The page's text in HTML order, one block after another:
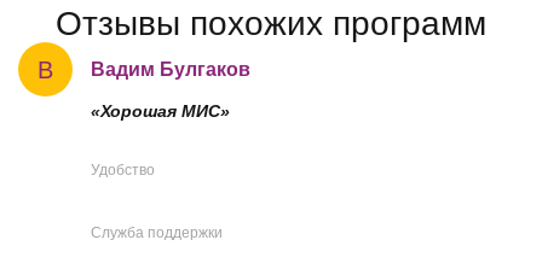
Отзывы похожих программ
В Вадим Булгаков
«Хорошая МИС»
Удобство
Служба поддержки